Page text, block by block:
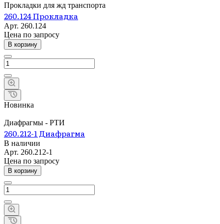
Прокладки для жд транспорта
260.124 Прокладка
Арт. 260.124
Цена по запросу
В корзину
Новинка
Диафрагмы - РТИ
260.212-1 Диафрагма
В наличии
Арт. 260.212-1
Цена по запросу
В корзину